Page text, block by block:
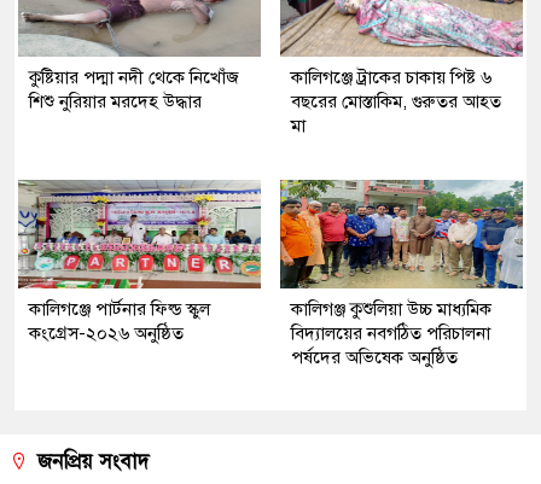
কুষ্টিয়ার পদ্মা নদী থেকে নিখোঁজ
শিশু নুরিয়ার মরদেহ উদ্ধার
কালিগঞ্জে ট্রাকের চাকায় পিষ্ট ৬
বছরের মোস্তাকিম, গুরুতর আহত
মা
কালিগঞ্জে পার্টনার ফিল্ড স্কুল
কংগ্রেস-২০২৬ অনুষ্ঠিত
কালিগঞ্জ কুশুলিয়া উচ্চ মাধ্যমিক
বিদ্যালয়ের নবগঠিত পরিচালনা
পর্ষদের অভিষেক অনুষ্ঠিত
জনপ্রিয় সংবাদ